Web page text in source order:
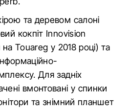
та деревом салоні
кокпіт Innovision
Touareg у 2018 році) та
Для задніх
вмонтовані у спинки
та знімний планшет